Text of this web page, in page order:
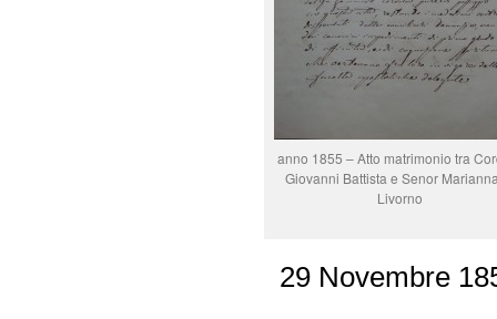
anno 1855 – Atto matrimonio tra
Giovanni Battista e Senor
Livorno
29 Novembre